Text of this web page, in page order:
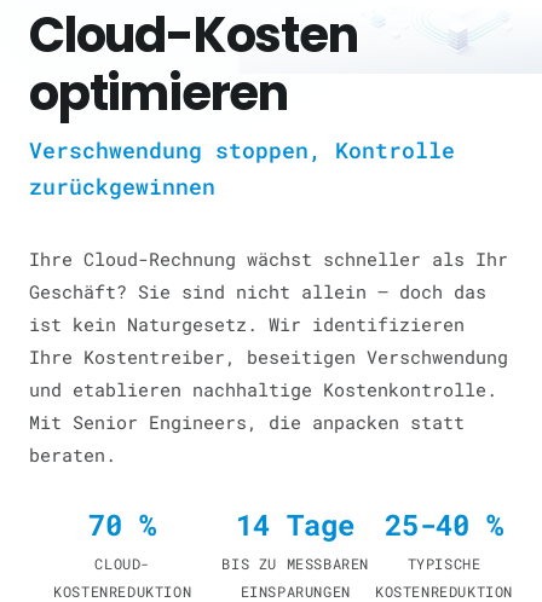
Cloud-Kosten
optimieren
Verschwendung stoppen, Kontrolle
zurückgewinnen
Ihre Cloud-Rechnung wächst schneller als Ihr
Geschäft? Sie sind nicht allein — doch das
ist kein Naturgesetz. Wir identifizieren
Ihre Kostentreiber, beseitigen Verschwendung
und etablieren nachhaltige Kostenkontrolle.
Mit Senior Engineers, die anpacken statt
beraten.
70 %
CLOUD-
KOSTENREDUKTION
14 Tage
BIS ZU MESSBAREN
EINSPARUNGEN
25-40 %
TYPISCHE
KOSTENREDUKTION